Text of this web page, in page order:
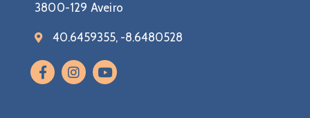
3800-129 Aveiro
40.6459355, -8.6480528